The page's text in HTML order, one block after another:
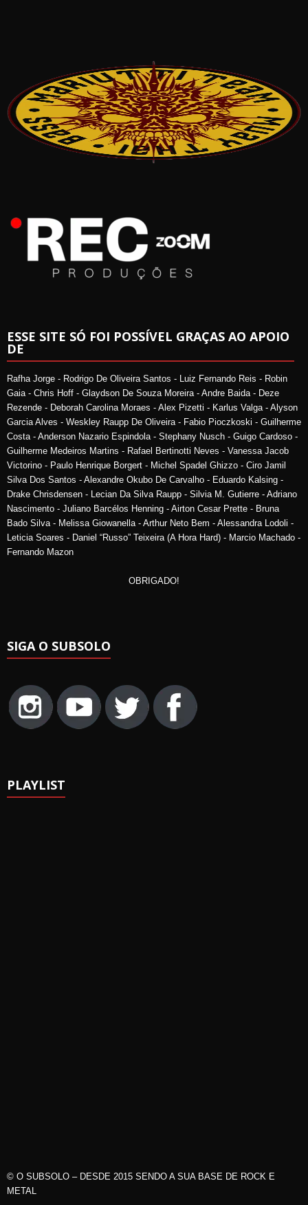
ESSE SITE SÓ FOI POSSÍVEL GRAÇAS AO APOIO
DE
Rafha Jorge - Rodrigo De Oliveira Santos - Luiz Fernando Reis - Robin
Gaia - Chris Hoff - Glaydson De Souza Moreira - Andre Baida - Deze
Rezende - Deborah Carolina Moraes - Alex Pizetti - Karlus Valga - Alyson
Garcia Alves - Weskley Raupp De Oliveira - Fabio Pioczkoski - Guilherme
Costa - Anderson Nazario Espindola - Stephany Nusch - Guigo Cardoso -
Guilherme Medeiros Martins - Rafael Bertinotti Neves - Vanessa Jacob
Victorino - Paulo Henrique Borgert - Michel Spadel Ghizzo - Ciro Jamil
Silva Dos Santos - Alexandre Okubo De Carvalho - Eduardo Kalsing -
Drake Chrisdensen - Lecian Da Silva Raupp - Silvia M. Gutierre - Adriano
Nascimento - Juliano Barcélos Henning - Airton Cesar Prette - Bruna
Bado Silva - Melissa Giowanella - Arthur Neto Bem - Alessandra Lodoli -
Leticia Soares - Daniel “Russo” Teixeira (A Hora Hard) - Marcio Machado -
Fernando Mazon
OBRIGADO!
SIGA O SUBSOLO
PLAYLIST
© O SUBSOLO – DESDE 2015 SENDO A SUA BASE DE ROCK E
METAL